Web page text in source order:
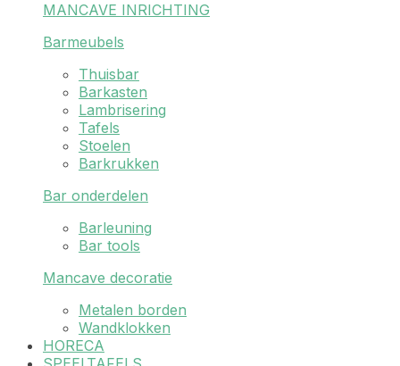
MANCAVE INRICHTING
Barmeubels
Thuisbar
Barkasten
Lambrisering
Tafels
Stoelen
Barkrukken
Bar onderdelen
Barleuning
Bar tools
Mancave decoratie
Metalen borden
Wandklokken
HORECA